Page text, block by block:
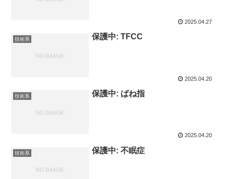
2025.04.27
技術系 保護中: TFCC
2025.04.20
技術系 保護中: ばね指
2025.04.20
技術系 保護中: 不眠症